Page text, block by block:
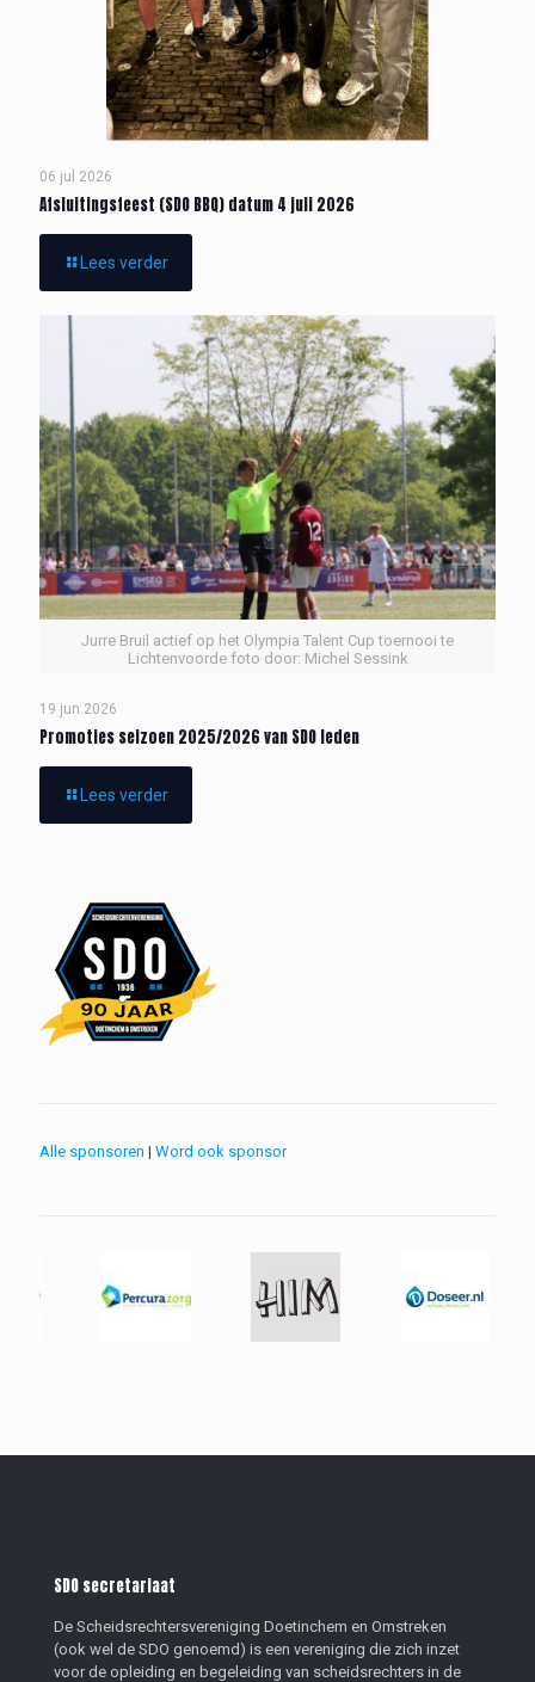
06 jul 2026
Afsluitingsfeest (SDO BBQ) datum 4 juli 2026
Lees verder
Jurre Bruil actief op het Olympia Talent Cup toernooi te
Lichtenvoorde foto door: Michel Sessink
19 jun 2026
Promoties seizoen 2025/2026 van SDO leden
Lees verder
Alle sponsoren | Word ook sponsor
SDO secretariaat
De Scheidsrechtersvereniging Doetinchem en Omstreken
(ook wel de SDO genoemd) is een vereniging die zich inzet
voor de opleiding en begeleiding van scheidsrechters in de